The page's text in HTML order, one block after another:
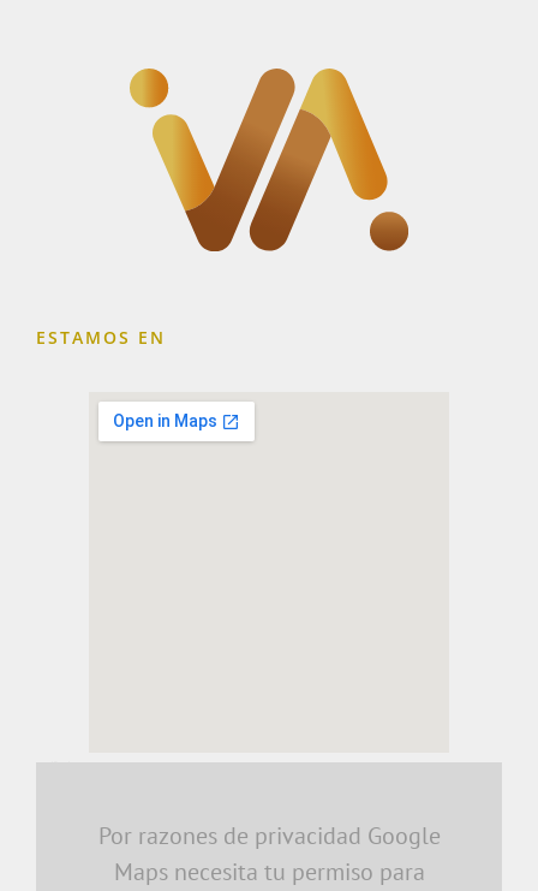
ESTAMOS EN
embedding a google map
Por razones de privacidad Google
Maps necesita tu permiso para